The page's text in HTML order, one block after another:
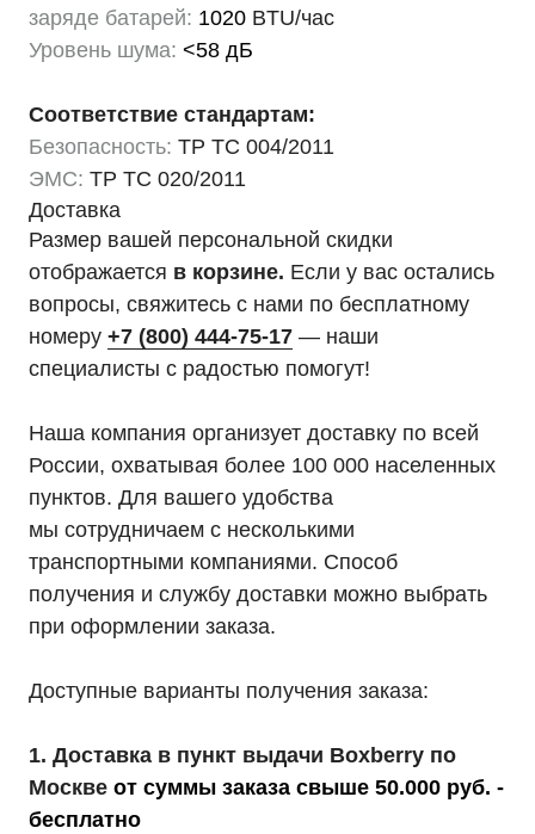
заряде батарей: 1020 BTU/час
Уровень шума: <58 дБ
Соответствие стандартам:
Безопасность: ТР ТС 004/2011
ЭМС: ТР ТС 020/2011
Доставка
Размер вашей персональной скидки
отображается в корзине. Если у вас остались
вопросы, свяжитесь с нами по бесплатному
номеру +7 (800) 444-75-17 — наши
специалисты с радостью помогут!
Наша компания организует доставку по всей
России, охватывая более 100 000 населенных
пунктов. Для вашего удобства
мы сотрудничаем с несколькими
транспортными компаниями. Способ
получения и службу доставки можно выбрать
при оформлении заказа.
Доступные варианты получения заказа:
1. Доставка в пункт выдачи Boxberry по
Москве от суммы заказа свыше 50.000 руб. -
бесплатно